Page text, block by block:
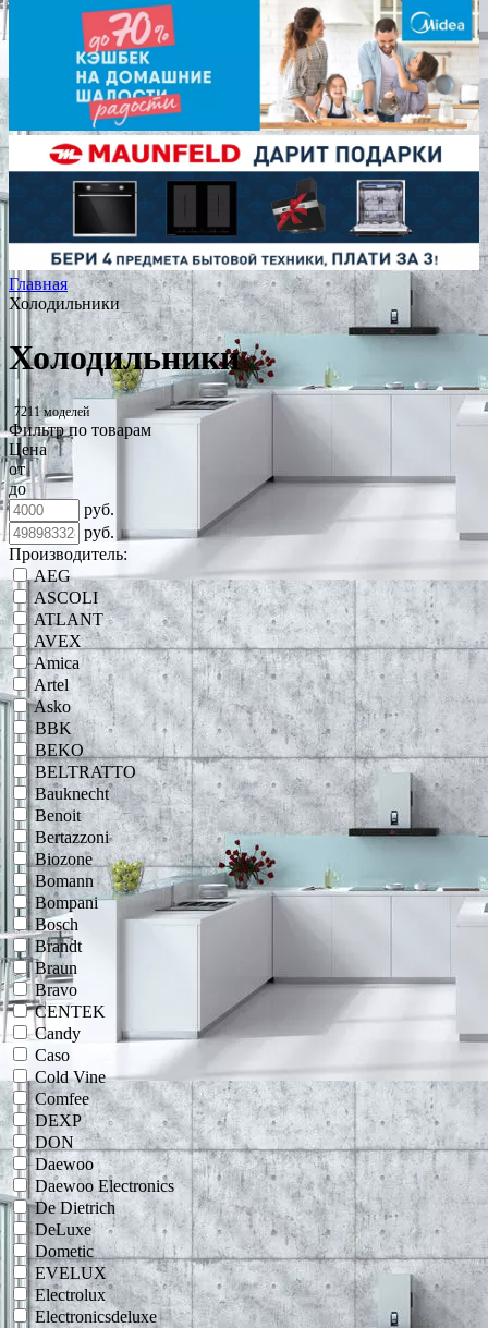
Главная
Холодильники
Холодильники
7211 моделей
Фильтр по товарам
Цена
от
до
руб.
руб.
Производитель:
AEG
ASCOLI
ATLANT
AVEX
Amica
Artel
Asko
BBK
BEKO
BELTRATTO
Bauknecht
Benoit
Bertazzoni
Biozone
Bomann
Bompani
Bosch
Brandt
Braun
Bravo
CENTEK
Candy
Caso
Cold Vine
Comfee
DEXP
DON
Daewoo
Daewoo Electronics
De Dietrich
DeLuxe
Dometic
EVELUX
Electrolux
Electronicsdeluxe